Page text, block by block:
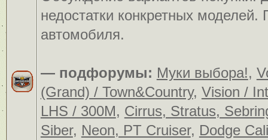
недостатки конкретных
автомобиля.
— подфорумы: Муки выбора!,
(Grand) / Town&Country, Vision /
LHS / 300M, Cirrus, Stratus,
Siber, Neon, PT Cruiser, Dodge